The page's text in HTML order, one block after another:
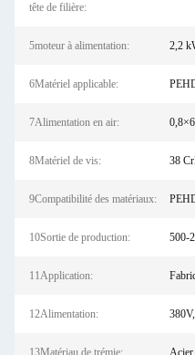
tête de filière:
5moteur à alimentation: 2,2
6Matériel applicable:
7Alimentation en air: 0,8×6
8Matériel de vis: 38
9Compatibilité des matériaux:
10Sortie de production: 500-
11Application:
12Alimentation:
13Matériau de trémie: Acier